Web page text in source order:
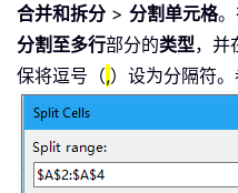
合并和拆分 > 分割单元格
分割至多行部分的类型，并
保将逗号（,）设为分隔符。